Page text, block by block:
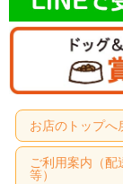
お店のトップへ
ご利用案内（配
等）